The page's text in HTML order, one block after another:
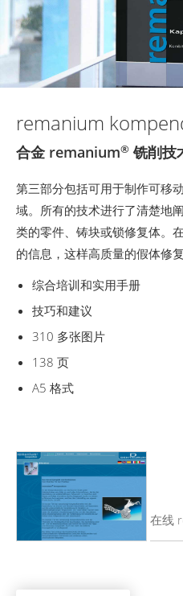
remanium
合金 remanium® 铣削技
第三部分包括可用于制作可移
域。所有的技术进行了清楚地
类的零件、铸块或锁修复体。
的信息，这样高质量的假体修
综合培训和实用手册
技巧和建议
310 多张图片
138 页
A5 格式
在线